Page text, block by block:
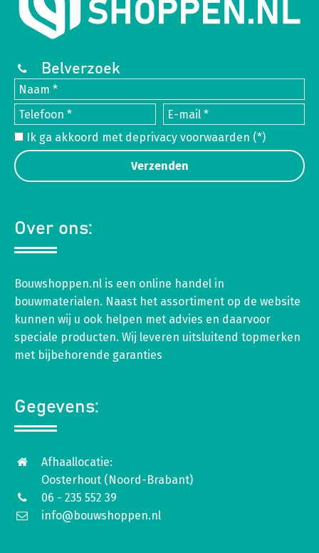
Belverzoek
Ik ga akkoord met deprivacy voorwaarden (*)
Over ons:
Bouwshoppen.nl is een online handel in
bouwmaterialen. Naast het assortiment op de website
kunnen wij u ook helpen met advies en daarvoor
speciale producten. Wij leveren uitsluitend topmerken
met bijbehorende garanties
Gegevens:
Afhaallocatie:
Oosterhout (Noord-Brabant)
06 - 235 552 39
info@bouwshoppen.nl